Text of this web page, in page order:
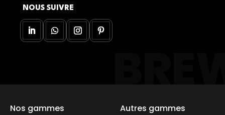
NOUS SUIVRE
Nos gammes Autres gammes